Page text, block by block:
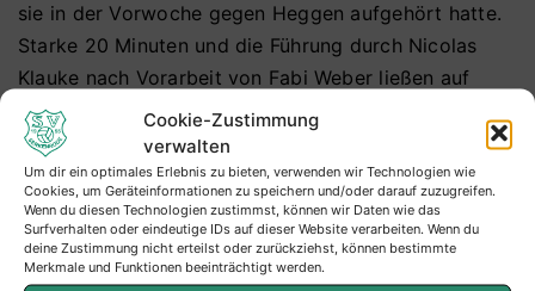
Cookie-Zustimmung
verwalten
Um dir ein optimales Erlebnis zu bieten, verwenden wir Technologien wie
Cookies, um Geräteinformationen zu speichern und/oder darauf zuzugreifen.
Wenn du diesen Technologien zustimmst, können wir Daten wie das
Surfverhalten oder eindeutige IDs auf dieser Website verarbeiten. Wenn du
deine Zustimmung nicht erteilst oder zurückziehst, können bestimmte
Merkmale und Funktionen beeinträchtigt werden.
sie in der Vorwoche gegen Heggen aufgehört hatte.
Starke 20 Minuten und die Führung durch Nicolas
Klauke nach Vorarbeit von Fabi Weber ließen auf
weitere drei Punkte hoffen.
Doch auf einmal kam ein Bruch ins Spiel und kurz vor
der Pause gelang Maumke folgerichtig der Ausgleich.
Damit nicht genug: Nach der Pause war Maumke
weiterhin agiler und drehte die Partie endgültig zu